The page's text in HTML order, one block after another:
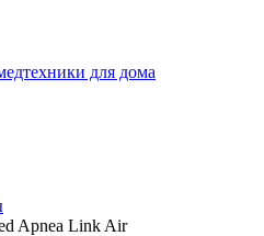
для дома
Apnea Link Air